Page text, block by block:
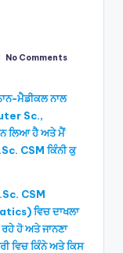
No Comments
ਮੈਡੀਕਲ ਨਾਲ
Sc.,
ਲਿਆ ਹੈ ਅਤੇ ਮੈਂ
CSM ਕਿੰਨੀ ਕੁ
CSM
ਵਿਚ ਦਾਖਲਾ
ਹੋ ਅਤੇ ਜਾਨਣਾ
ਵਿਚ ਕਿੰਨੇ ਅਤੇ ਕਿਸ